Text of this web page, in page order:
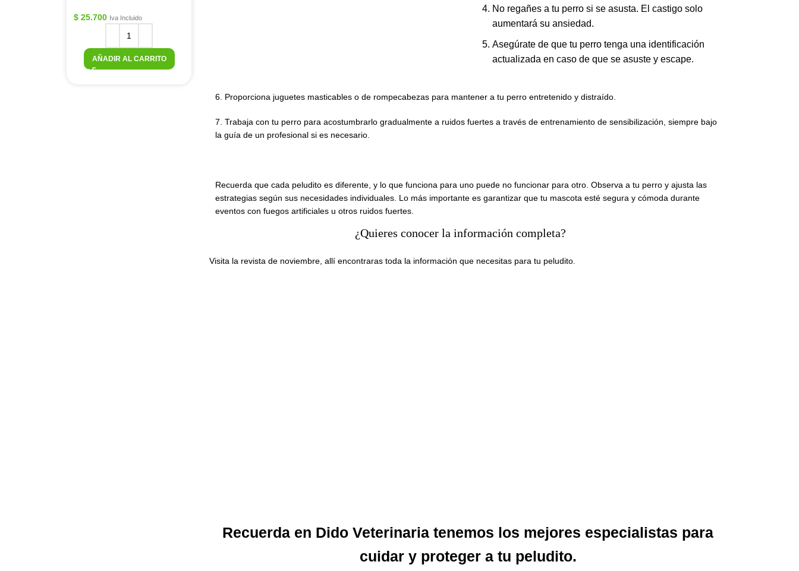
$ 25.700 Iva Incluido
AÑADIR AL CARRITO
No regañes a tu perro si se asusta. El castigo solo
aumentará su ansiedad.
Asegúrate de que tu perro tenga una identificación
actualizada en caso de que se asuste y escape.
6. Proporciona juguetes masticables o de rompecabezas para mantener a tu perro entretenido y distraído.
7. Trabaja con tu perro para acostumbrarlo gradualmente a ruidos fuertes a través de entrenamiento de sensibilización, siempre bajo
la guía de un profesional si es necesario.
Recuerda que cada peludito es diferente, y lo que funciona para uno puede no funcionar para otro. Observa a tu perro y ajusta las
estrategias según sus necesidades individuales. Lo más importante es garantizar que tu mascota esté segura y cómoda durante
eventos con fuegos artificiales u otros ruidos fuertes.
¿Quieres conocer la información completa?
Visita la revista de noviembre, allí encontraras toda la información que necesitas para tu peludito.
Recuerda en Dido Veterinaria tenemos los mejores especialistas para
cuidar y proteger a tu peludito.